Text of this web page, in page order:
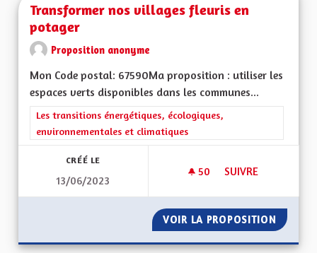
Transformer nos villages fleuris en
potager
Proposition anonyme
Mon Code postal: 67590Ma proposition : utiliser les
espaces verts disponibles dans les communes...
Filtrer les résultats de la catégorie : Les transitions
Les transitions énergétiques, écologiques,
environnementales et climatiques
CRÉÉ LE
13/06/2023
50 50 ABONNÉS
SUIVRE
VOIR LA PROPOSITION